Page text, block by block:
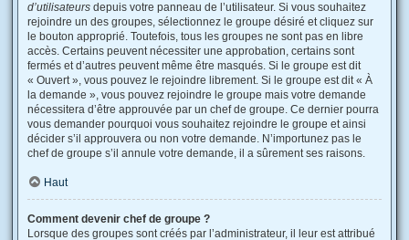
d’utilisateurs depuis votre panneau de l’utilisateur. Si vous souhaitez
rejoindre un des groupes, sélectionnez le groupe désiré et cliquez sur
le bouton approprié. Toutefois, tous les groupes ne sont pas en libre
accès. Certains peuvent nécessiter une approbation, certains sont
fermés et d’autres peuvent même être masqués. Si le groupe est dit
« Ouvert », vous pouvez le rejoindre librement. Si le groupe est dit « À
la demande », vous pouvez rejoindre le groupe mais votre demande
nécessitera d’être approuvée par un chef de groupe. Ce dernier pourra
vous demander pourquoi vous souhaitez rejoindre le groupe et ainsi
décider s’il approuvera ou non votre demande. N’importunez pas le
chef de groupe s’il annule votre demande, il a sûrement ses raisons.
Haut
Comment devenir chef de groupe ?
Lorsque des groupes sont créés par l’administrateur, il leur est attribué